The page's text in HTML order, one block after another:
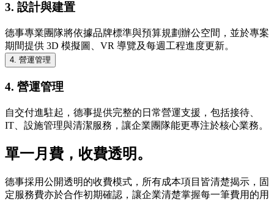
3. 設計與建置
德事專業團隊將依據品牌標準與預算規劃辦公空間，並於專案
期間提供 3D 模擬圖、VR 導覽及每週工程進度更新。
4. 營運管理
4. 營運管理
自交付進駐起，德事提供完整的日常營運支援，包括接待、
IT、設施管理與清潔服務，讓企業團隊能更專注於核心業務。
單一月費，收費透明。
德事採用公開透明的收費模式，所有成本項目皆清楚揭示，固
定服務費亦於合作初期確認，讓企業清楚掌握每一筆費用的用